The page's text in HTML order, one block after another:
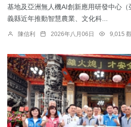
基地及亞洲無人機AI創新應用研發中心
義縣近年推動智慧農業、文化科...
陳信利 2026年八月06日 9,015